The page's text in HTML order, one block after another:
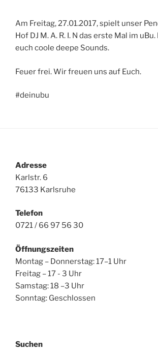
Am Freitag, 27.01.2017, spielt unser
Hof DJ M. A. R. I. N das erste Mal im
euch coole deepe Sounds.
Feuer frei. Wir freuen uns auf Euch.
#deinubu
Adresse
Karlstr. 6
76133 Karlsruhe
Telefon
0721 / 66 97 56 30
Öffnungszeiten
Montag – Donnerstag: 17–1 Uhr
Freitag – 17 - 3 Uhr
Samstag: 18 –3 Uhr
Sonntag: Geschlossen
Suchen